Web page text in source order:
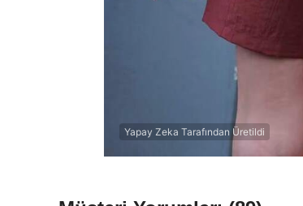
Yapay Zeka Tarafından Üretildi